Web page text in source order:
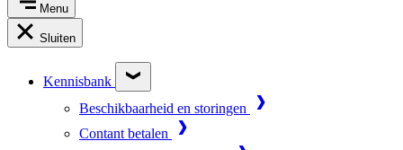
Menu
Sluiten
Kennisbank
Beschikbaarheid en storingen
Contant betalen